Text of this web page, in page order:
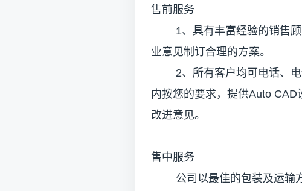
售前服务
1、具有丰富经验的销售顾
业意见制订合理的方案。
2、所有客户均可电话、电
内按您的要求，提供Auto
改进意见。
售中服务
公司以最佳的包装及运输方